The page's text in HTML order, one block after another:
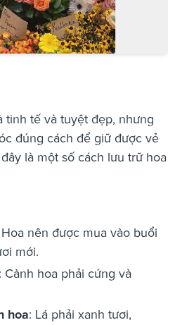
tinh tế và tuyệt đẹp, nhưng
đúng cách để giữ được vẻ
là một số cách lưu trữ hoa
Hoa nên được mua vào buổi
mới.
: Cành hoa phải cứng và
hoa: Lá phải xanh tươi,